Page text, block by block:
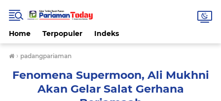
Home Terpopuler Indeks
› padangpariaman
Fenomena Supermoon, Ali Mukhni
Akan Gelar Salat Gerhana